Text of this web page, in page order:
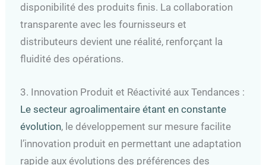
disponibilité des produits finis. La collaboration
transparente avec les fournisseurs et
distributeurs devient une réalité, renforçant la
fluidité des opérations.
3. Innovation Produit et Réactivité aux Tendances :
Le secteur agroalimentaire étant en constante
évolution, le développement sur mesure facilite
l’innovation produit en permettant une adaptation
rapide aux évolutions des préférences des